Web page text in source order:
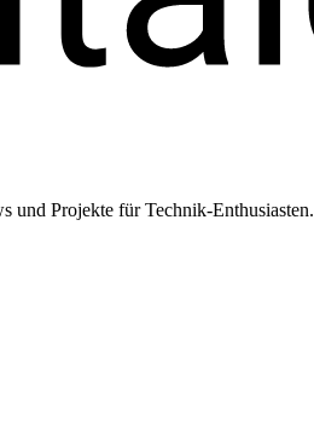
und Projekte für Technik-Enthusiasten.